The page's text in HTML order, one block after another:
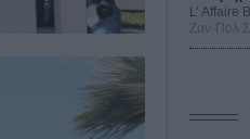
L’ Affaire
Ζαν-Πολ